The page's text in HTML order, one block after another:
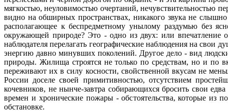
мягкостью, неуловимостью очертаний, нечувствительностью
видно на обширных пространствах, никакого звука не
располагающее к беспредметному унылому раздумью без
окружающей природе? Это - одно из двух: или впечатление
наблюдателя перелагать географические наблюдения на свои
энергию давно минувших поколений. Другое дело - вид
природы. Жилища строятся не только по средствам, но и по
переживают их в силу косности, свойственной вкусам не
России доселе своей примитивностью, отсутствием
кочевников, не нынче-завтра собирающихся бросить свои
времен и хронические пожары - обстоятельства, которые из
обстановке.